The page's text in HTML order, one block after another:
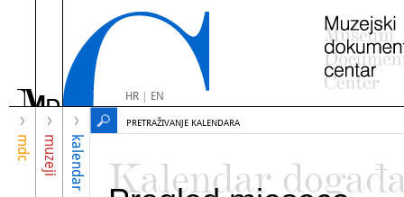
HR| EN
mdc muzeji kalendar
PRETRAŽIVANJE KALENDARA
Kalendar